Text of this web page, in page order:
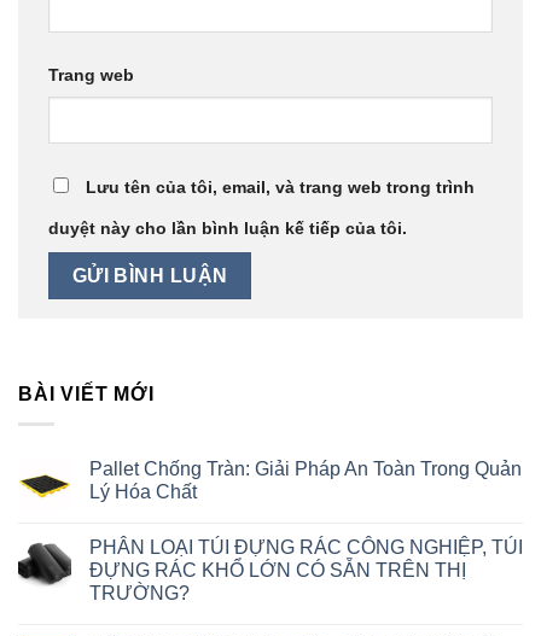
Trang web
Lưu tên của tôi, email, và trang web trong trình
duyệt này cho lần bình luận kế tiếp của tôi.
BÀI VIẾT MỚI
Pallet Chống Tràn: Giải Pháp An Toàn Trong Quản
Lý Hóa Chất
PHÂN LOẠI TÚI ĐỰNG RÁC CÔNG NGHIỆP, TÚI
ĐỰNG RÁC KHỔ LỚN CÓ SẴN TRÊN THỊ
TRƯỜNG?